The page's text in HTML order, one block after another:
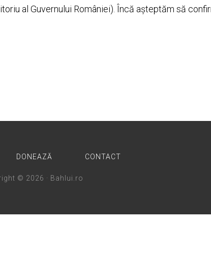
al Guvernului României). Încă așteptăm să
DONEAZĂ CONTACT
© 2026 · Bahlui.ro